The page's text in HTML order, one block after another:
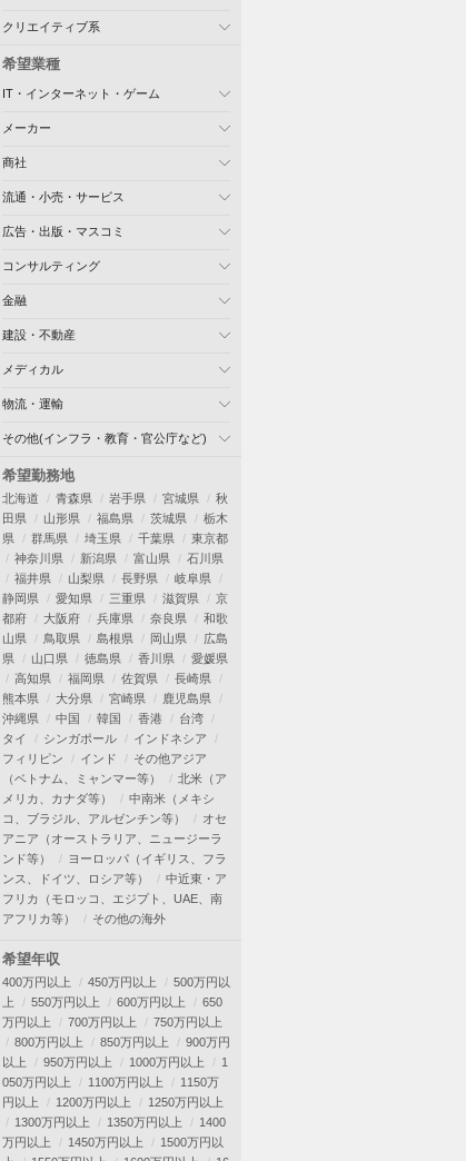
クリエイティブ系
希望業種
IT・インターネット・ゲーム
メーカー
商社
流通・小売・サービス
広告・出版・マスコミ
コンサルティング
金融
建設・不動産
メディカル
物流・運輸
その他(インフラ・教育・官公庁など)
希望勤務地
北海道 青森県 岩手県 宮城県
秋
田県
山形県 福島県 茨城県
栃木
県
群馬県 埼玉県 千葉県
東京都
神奈川県
新潟県 富山県
石川県
福井県
山梨県 長野県
岐阜県
静岡県
愛知県 三重県 滋賀県
京
都府
大阪府 兵庫県 奈良県
和歌
山県
鳥取県 島根県 岡山県
広島
県
山口県 徳島県 香川県
愛媛県
高知県
福岡県 佐賀県
長崎県
熊本県
大分県 宮崎県
鹿児島県
沖縄県
中国 韓国 香港
台湾
タイ
シンガポール
インドネシア
フィリピン
インド
その他アジア
（ベトナム、ミャンマー等）
北米（ア
メリカ、カナダ等）
中南米（メキシ
コ、ブラジル、アルゼンチン等）
オセ
アニア（オーストラリア、ニュージーラ
ンド等）
ヨーロッパ（イギリス、フラ
ンス、ドイツ、ロシア等）
中近東・ア
フリカ（モロッコ、エジプト、UAE、南
アフリカ等）
その他の海外
希望年収
400万円以上 450万円以上
500万円以
上
550万円以上 600万円以上
650
万円以上
700万円以上
750万円以上
800万円以上
850万円以上
900万円
以上
950万円以上 1000万円以上
1
050万円以上
1100万円以上
1150万
円以上
1200万円以上
1250万円以上
1300万円以上
1350万円以上
1400
万円以上
1450万円以上
1500万円以